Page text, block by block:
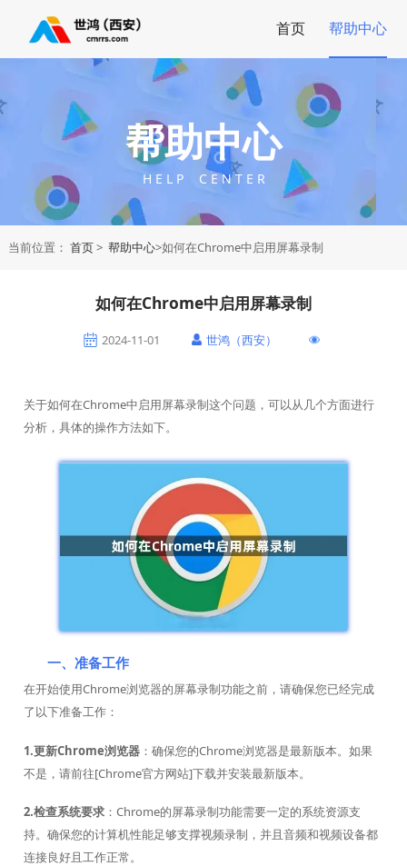
首页 帮助中心
帮助中心
H E L P C E N T E R
当前位置： 首页> 帮助中心>如何在Chrome中启用屏幕录制
如何在Chrome中启用屏幕录制
2024-11-01 世鸿（西安）
关于如何在Chrome中启用屏幕录制这个问题，可以从几个方面进行
分析，具体的操作方法如下。
一、准备工作
在开始使用Chrome浏览器的屏幕录制功能之前，请确保您已经完成
了以下准备工作：
1.更新Chrome浏览器：确保您的Chrome浏览器是最新版本。如果
不是，请前往[Chrome官方网站]下载并安装最新版本。
2.检查系统要求：Chrome的屏幕录制功能需要一定的系统资源支
持。确保您的计算机性能足够支撑视频录制，并且音频和视频设备都
连接良好且工作正常。